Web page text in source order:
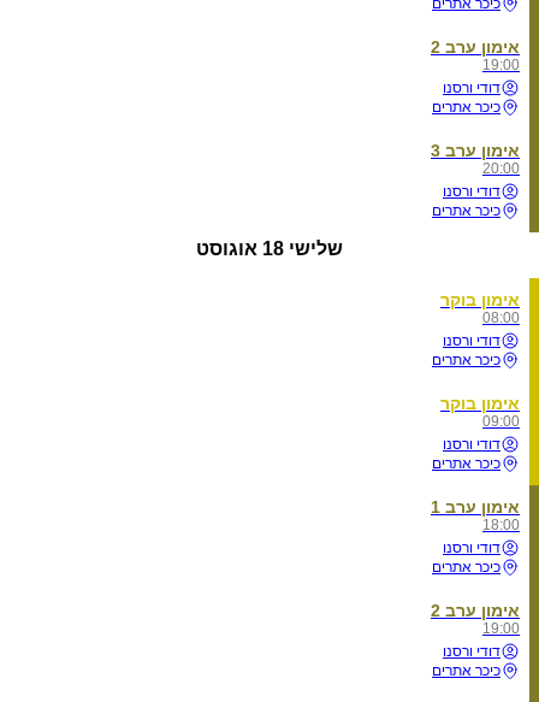
כיכר אתרים
אימון ערב 2
19:00
דודי ורסנו
כיכר אתרים
אימון ערב 3
20:00
דודי ורסנו
כיכר אתרים
שלישי 18 אוגוסט
אימון בוקר
08:00
דודי ורסנו
כיכר אתרים
אימון בוקר
09:00
דודי ורסנו
כיכר אתרים
אימון ערב 1
18:00
דודי ורסנו
כיכר אתרים
אימון ערב 2
19:00
דודי ורסנו
כיכר אתרים